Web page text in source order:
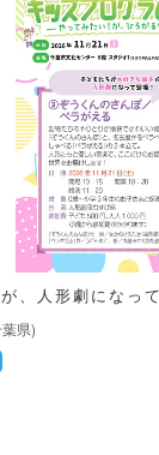
、人形劇になっ
県)